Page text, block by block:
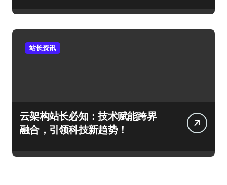
站长资讯
云架构站长必知：技术赋能跨界
融合，引领科技新趋势！